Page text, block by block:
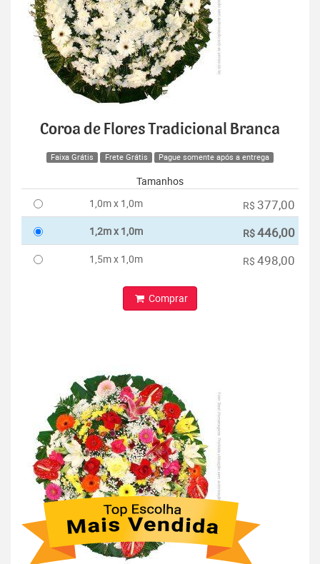
Coroa de Flores Tradicional Branca
Faixa Grátis Frete Grátis Pague somente após a entrega
Tamanhos
1,0m x 1,0m
R$ 377,00
1,2m x 1,0m R$446,00
1,5m x 1,0m R$ 498,00
Comprar